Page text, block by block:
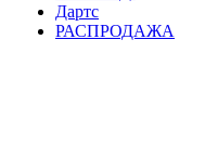
Дартс
РАСПРОДАЖА